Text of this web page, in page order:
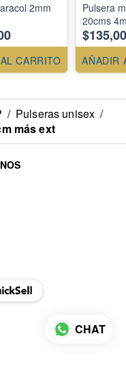
2mm
CARRITO
Pulsera
20cms
AÑADIR
/ Pulseras unisex /
más ext
CHAT